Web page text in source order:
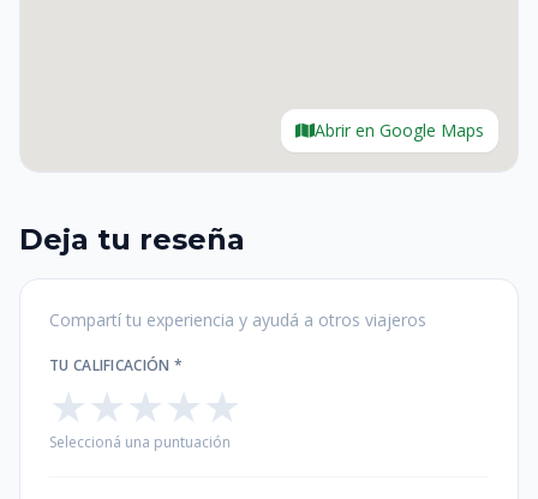
Abrir en Google Maps
Deja tu reseña
Compartí tu experiencia y ayudá a otros viajeros
TU CALIFICACIÓN *
★★★★★
Seleccioná una puntuación